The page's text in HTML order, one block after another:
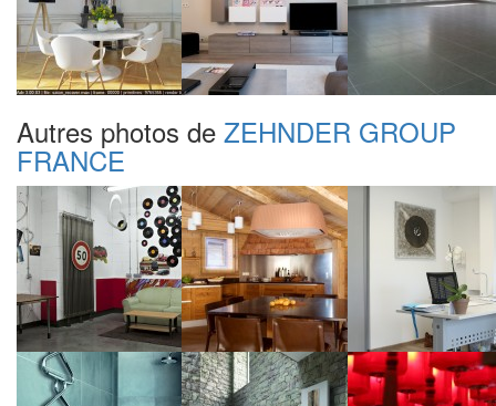
Autres photos de ZEHNDER GROUP
FRANCE